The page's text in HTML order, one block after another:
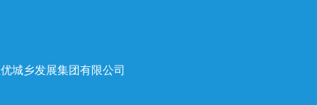
城乡发展集团有限公司